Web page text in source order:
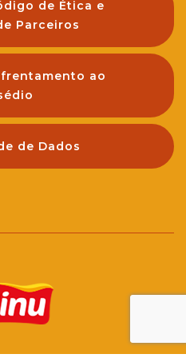
de Ética e
Parceiros
ao
de Dados